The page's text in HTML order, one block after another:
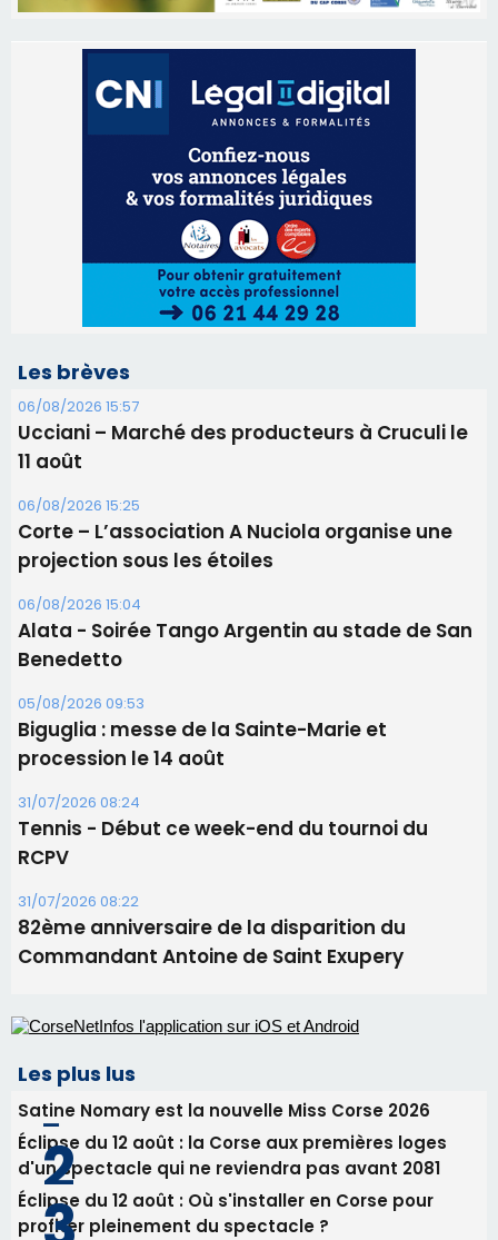
Les brèves
Ucciani – Marché des producteurs à Cruculi le
Corte – L’association A Nuciola organise une
projection sous les étoiles
Alata - Soirée Tango Argentin au stade de San
Benedetto
05/08/2026 09:53
Biguglia : messe de la Sainte-Marie et
procession le 14 août
31/07/2026 08:24
Tennis - Début ce week-end du tournoi du
RCPV
31/07/2026 08:22
82ème anniversaire de la disparition du
Commandant Antoine de Saint Exupery
Les plus lus
Satine Nomary est la nouvelle Miss Corse 2026
d'un spectacle qui ne reviendra pas avant 2081
Éclipse du 12 août : Où s'installer en Corse pour
profiter pleinement du spectacle ?
consommation en recul dans les restaurants
face à une nouvelle escroquerie au faux vendeur de
vin
Newsletter